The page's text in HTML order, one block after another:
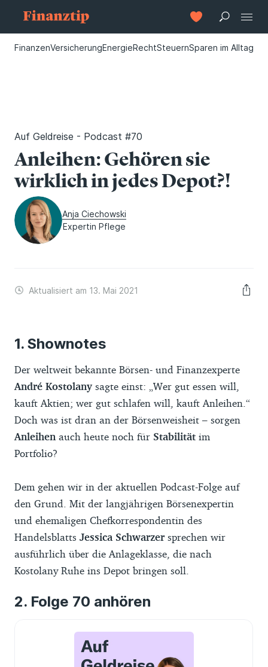
FinanzenVersicherungEnergieRechtSteuernSparen im Alltag
Auf Geldreise - Podcast #70
Anleihen: Gehören sie
wirklich in jedes Depot?!
Anja Ciechowski
Expertin Pflege
Aktualisiert am 13. Mai 2021
Shownotes
Der weltweit bekannte Börsen- und Finanzexperte
André Kostolanysagte einst: „Wer gut essen will,
kauft Aktien; wer gut schlafen will, kauft Anleihen.“
Doch was ist dran an der Börsenweisheit – sorgen
Anleihen auch heute noch für Stabilität im
Portfolio?
Dem gehen wir in der aktuellen Podcast-Folge auf
den Grund. Mit der langjährigen Börsenexpertin
und ehemaligen Chefkorrespondentin des
Handelsblatts Jessica Schwarzer sprechen wir
ausführlich über die Anlageklasse, die nach
Kostolany Ruhe ins Depot bringen soll.
Folge 70 anhören